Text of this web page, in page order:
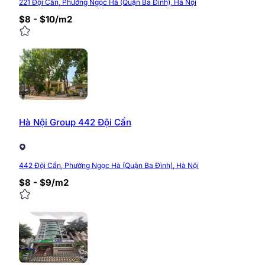
nay. Vị trí này tạo nên rất nhiều kết nối giao thông
Đặc biệt, đây còn là khu vực có hệ thống cơ sở hạ
10 phút kết nối tới nhiều tuyến đường thuộc các
16 phút tới Hồ Hoàn Kiếm
Trong khoảng 5 phút có thể di chuyển đến Hồ
>>> Xem đầy đủ danh sách
Mặt bằng văn phòng TVL
Tòa nhà có thiết kế hiện đại, sử dụng lối kiến trúc
đều có diện tích để trồng cây xanh, vì thế việc kết
Mặt bằng văn phòng TVL Building cho thuê cụ thể như
Tầng 2: 250m2
Tầng 3-4: 350m2
Tầng 5,6,7,8: 300m2
221 Đội Cấn, Phường Ngọc Hà (Quận Ba Đình), Hà Nội
$8 - $10/m2
Hà Nội Group 442 Đội Cấn
442 Đội Cấn, Phường Ngọc Hà (Quận Ba Đình), Hà Nội
$8 - $9/m2